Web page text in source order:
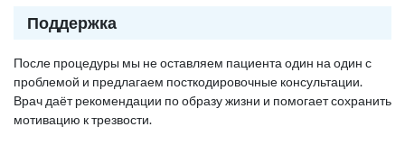
Поддержка
После процедуры мы не оставляем пациента один на один с
проблемой и предлагаем посткодировочные консультации.
Врач даёт рекомендации по образу жизни и помогает сохранить
мотивацию к трезвости.